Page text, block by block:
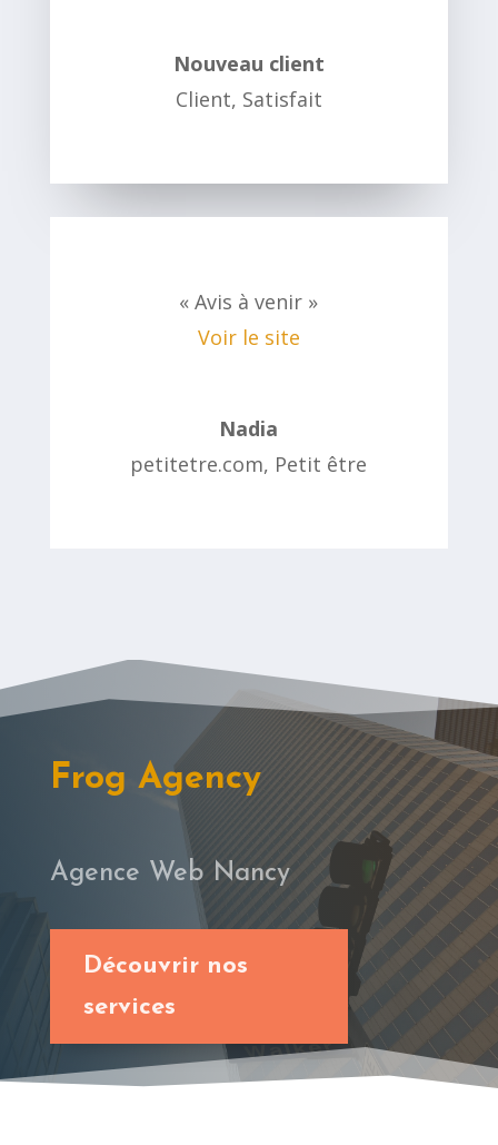
Nouveau client
Client, Satisfait
« Avis à venir »
Voir le site
Nadia
petitetre.com, Petit être
Frog Agency
Agence Web Nancy
Découvrir nos
services